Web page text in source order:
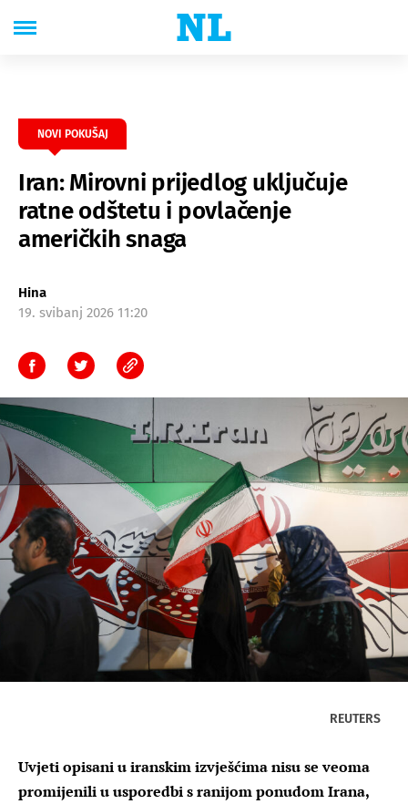
NOVI POKUŠAJ
Iran: Mirovni prijedlog uključuje
ratne odštetu i povlačenje
američkih snaga
Hina
19. svibanj 2026 11:20
REUTERS
Uvjeti opisani u iranskim izvješćima nisu se veoma
promijenili u usporedbi s ranijom ponudom Irana,